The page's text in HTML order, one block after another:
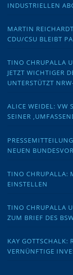
INDUSTRIELLEN
MARTIN
CDU/CSU BLEIBT
TINO CHRUPALLA
JETZT WICHTIGER
UNTERSTÜTZT
ALICE WEIDEL: VW
SEINER
NEUEN
TINO CHRUPALLA:
EINSTELLEN
TINO CHRUPALLA
ZUM BRIEF DES
KAY GOTTSCHALK:
VERNÜNFTIGE